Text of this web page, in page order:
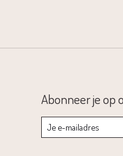
Abonneer je op